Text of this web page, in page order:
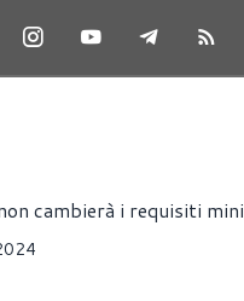
cambierà i requisiti